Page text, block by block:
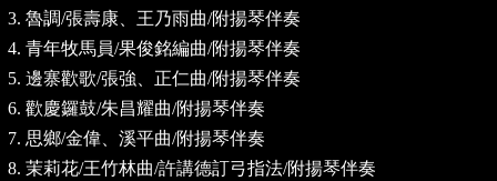
魯調/張壽康、王乃雨曲/附揚琴伴奏
青年牧馬員/果俊銘編曲/附揚琴伴奏
邊寨歡歌/張強、正仁曲/附揚琴伴奏
歡慶鑼鼓/朱昌耀曲/附揚琴伴奏
思鄉/金偉、溪平曲/附揚琴伴奏
茉莉花/王竹林曲/許講德訂弓指法/附揚琴伴奏